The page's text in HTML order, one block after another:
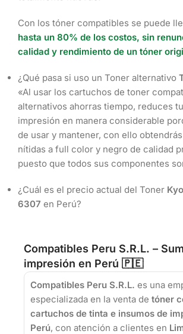
Con los tóner compatibles se puede
hasta un 80% de los costos, sin
calidad y rendimiento de un tóner
¿Qué pasa si uso un Toner alternativo
«Al usar los cartuchos de toner
alternativos ahorras tiempo, reduces
impresión en manera considerable
de usar y mantener, con ello
nítidas a full color y negro de calidad
puesto que todos sus componentes
¿Cuál es el precio actual del Toner
6307 en Perú?
Compatibles Peru S.R.L. –
impresión en Perú 🇵🇪
Compatibles Peru S.R.L. es una
especializada en la venta de tóner
cartuchos de tinta e insumos de
Perú, con atención a clientes en